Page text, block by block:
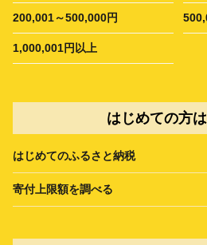
200,001～500,000円
1,000,001円以上
はじめての方
はじめてのふるさと納税
寄付上限額を調べる